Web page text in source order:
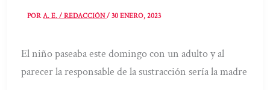
PORA. E. / REDACCIÓN/30 ENERO, 2023
El niño paseaba este domingo con un adulto y al
parecer la responsable de la sustracción sería la madre